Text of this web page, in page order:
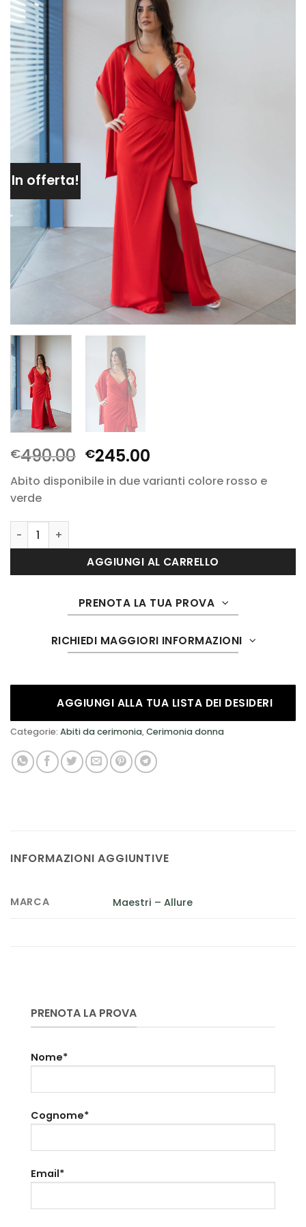
In offerta!
€490.00 Il
prezzo
originale
€245.00
prezzo
attuale
Abito disponibile in due varianti colore rosso e
verde
1366 quantità
AGGIUNGI AL CARRELLO
PRENOTA LA TUA PROVA
RICHIEDI MAGGIORI INFORMAZIONI
AGGIUNGI ALLA TUA LISTA DEI DESIDERI
Categorie: Abiti da cerimonia,Cerimonia donna
INFORMAZIONI AGGIUNTIVE
MARCA Maestri – Allure
PRENOTA LA PROVA
Nome*
Cognome*
Email*